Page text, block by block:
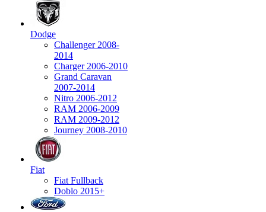
Dodge
Challenger 2008-
2014
Charger 2006-2010
Grand Caravan
2007-2014
Nitro 2006-2012
RAM 2006-2009
RAM 2009-2012
Journey 2008-2010
Fiat
Fiat Fullback
Doblo 2015+